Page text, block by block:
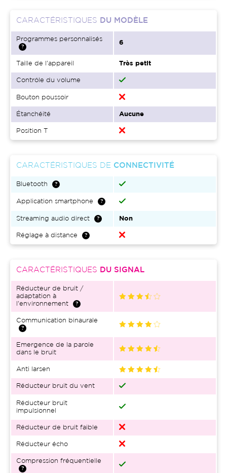
CARACTÉRISTIQUES DU MODÈLE
Programmes personnalisés
6
Taille de l'appareil Très petit
Contrôle du volume
Bouton poussoir
Étanchéité Aucune
Position T
CARACTÉRISTIQUES DE CONNECTIVITÉ
Bluetooth
Application smartphone
Streaming audio direct Non
Réglage à distance
CARACTÉRISTIQUES DU SIGNAL
Réducteur de bruit /
adaptation à
l'environnement
Communication binaurale
Emergence de la parole
dans le bruit
Anti larsen
Réducteur bruit du vent
Réducteur bruit
impulsionnel
Réducteur de bruit faible
Réducteur écho
Compression fréquentielle